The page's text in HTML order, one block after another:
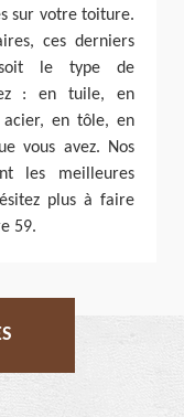
sur votre toiture.
ces derniers
le type de
: en tuile, en
acier, en tôle, en
vous avez. Nos
les meilleures
plus à faire
59.